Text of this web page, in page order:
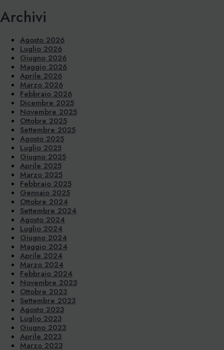
Archivi
Agosto 2026
Luglio 2026
Giugno 2026
Maggio 2026
Aprile 2026
Marzo 2026
Febbraio 2026
Dicembre 2025
Novembre 2025
Ottobre 2025
Settembre 2025
Agosto 2025
Luglio 2025
Giugno 2025
Aprile 2025
Marzo 2025
Febbraio 2025
Gennaio 2025
Ottobre 2024
Settembre 2024
Agosto 2024
Luglio 2024
Giugno 2024
Maggio 2024
Aprile 2024
Marzo 2024
Febbraio 2024
Novembre 2023
Ottobre 2023
Settembre 2023
Agosto 2023
Luglio 2023
Giugno 2023
Aprile 2023
Marzo 2023